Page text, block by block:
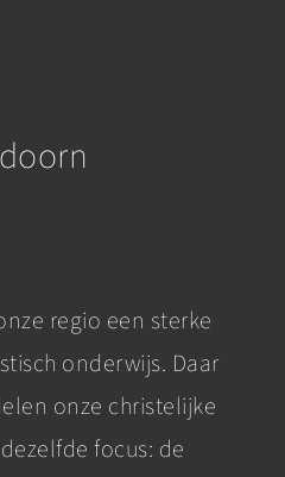
regio een sterke
onderwijs. Daar
onze christelijke
focus: de